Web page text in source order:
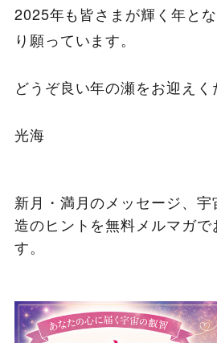
2025年も皆さまが輝く年と
り願っています。
どうぞ良い年の瀬をお迎えく
光海
新月・満月のメッセージ、
造のヒントを無料メルマガで
す。